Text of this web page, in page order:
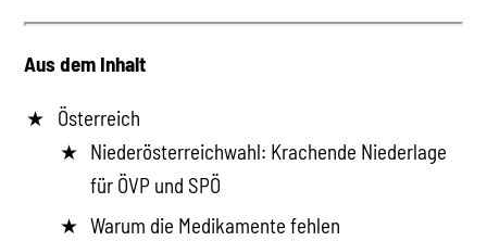
Aus dem Inhalt
Österreich
Niederösterreichwahl: Krachende Niederlage
für ÖVP und SPÖ
Warum die Medikamente fehlen